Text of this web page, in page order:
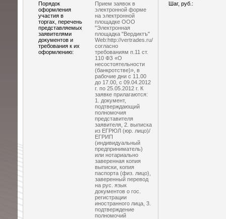
Порядок
оформления
участия в
торгах, перечень
представляемых
заявителями
документов и
требования к их
оформлению:
Прием заявок в
электронной форме
на электронной
площадке ООО
"Электронная
площадка "Вердиктъ"
Web:http://vertrades.ru/
согласно
требованиям п.11 ст.
110 ФЗ «О
несостоятельности
(банкротстве)», в
рабочие дни с 11.00
до 17.00, с 09.04.2012
г. по 25.05.2012 г. К
заявке прилагаются:
1. документ,
подтверждающий
полномочия
представителя
заявителя, 2. выписка
из ЕГРЮЛ (юр. лицо)/
ЕГРИП
(индивидуальный
предприниматель)
или нотариально
заверенная копия
выписки, копия
паспорта (физ. лицо),
заверенный перевод
на рус. язык
документов о гос.
регистрации
иностранного лица, 3.
подтверждение
полномочий
Шаг, руб.: